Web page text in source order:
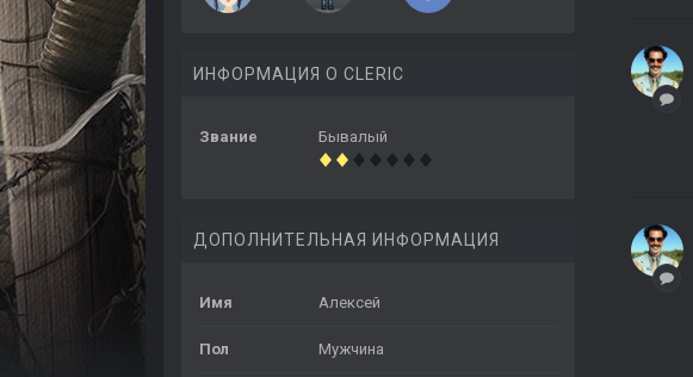
ИНФОРМАЦИЯ О CLERIC
Звание Бывалый
ДОПОЛНИТЕЛЬНАЯ ИНФОРМАЦИЯ
Имя Алексей
Пол Мужчина